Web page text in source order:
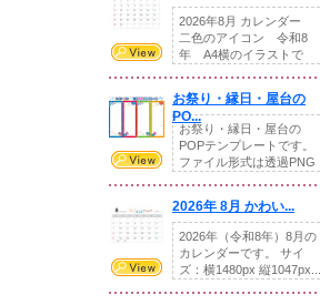
2026年8月 カレンダー
二色のアイコン 令和8
年 A4横のイラストで
お祭り・縁日・屋台の
PO...
お祭り・縁日・屋台の
POPテンプレートです。
ファイル形式は透過PNG
2026年 8月 かわい...
2026年（令和8年）8月の
カレンダーです。 サイ
ズ：横1480px 縦1047px...